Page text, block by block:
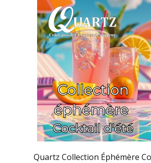
Quartz Collection Éphémère